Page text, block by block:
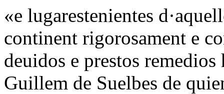
«e lugarestenientes
continent rigorosament e
deuidos e prestos remedios
Guillem de Suelbes de